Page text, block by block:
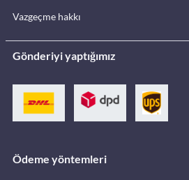
Vazgeçme hakkı
Gönderiyi yaptığımız
Ödeme yöntemleri